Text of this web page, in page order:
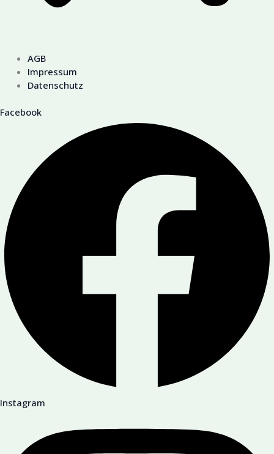
AGB
Impressum
Datenschutz
Facebook
Instagram